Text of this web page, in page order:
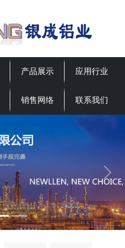
产品展示 应用行业
销售网络 联系我们
Next